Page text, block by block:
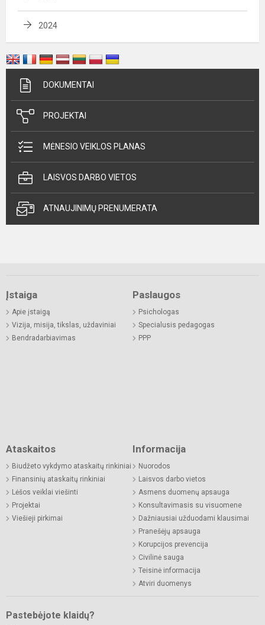
2024
DOKUMENTAI
PROJEKTAI
MĖNESIO VEIKLOS PLANAS
LAISVOS DARBO VIETOS
ATNAUJINIMŲ PRENUMERATA
Įstaiga
Apie įstaigą
Vizija, misija, tikslas, uždaviniai
Bendradarbiavimas
Paslaugos
Psichologas
Specialusis pedagogas
PPP
Ataskaitos
Biudžeto vykdymo ataskaitų rinkiniai
Finansinių ataskaitų rinkiniai
Lėšos veiklai viešinti
Projektai
Viešieji pirkimai
Informacija
Nuorodos
Laisvos darbo vietos
Asmens duomenų apsauga
Konsultavimasis su visuomene
Dažniausiai užduodami klausimai
Pranešėjų apsauga
Korupcijos prevencija
Civilinė sauga
Teisinė informacija
Atviri duomenys
Pastebėjote klaidų?